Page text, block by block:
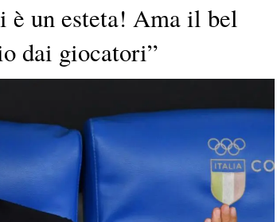
è un esteta! Ama il bel
dai giocatori”